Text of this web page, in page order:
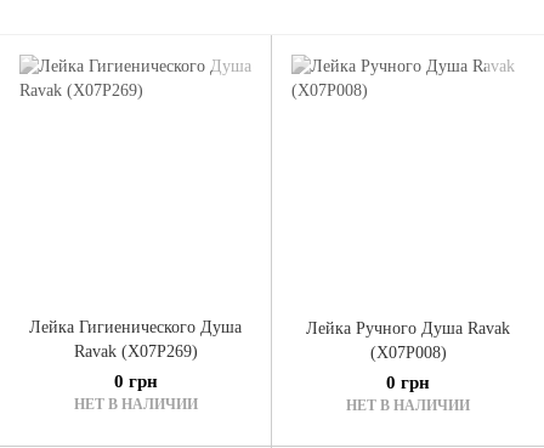
Лейка Гигиенического Душа
Ravak (X07P269)
0 грн
НЕТ В НАЛИЧИИ
Лейка Ручного Душа Ravak
(X07P008)
0 грн
НЕТ В НАЛИЧИИ